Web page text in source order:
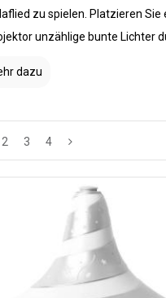
zu spielen. Platzieren
unzählige bunte Lichter
dazu
2 3 4